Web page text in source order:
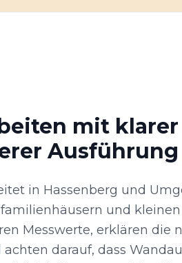
mit
Ausführung
in Hassenberg und
und
Messwerte, erklären die
darauf, dass